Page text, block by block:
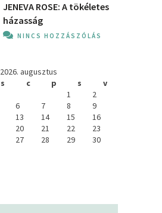
JENEVA ROSE: A ​tökéletes
házasság
NINCS HOZZÁSZÓLÁS
2026. augusztus
s c p s
v
1
2
6 7 8
9
13 14 15
16
20 21 22
23
27 28 29
30